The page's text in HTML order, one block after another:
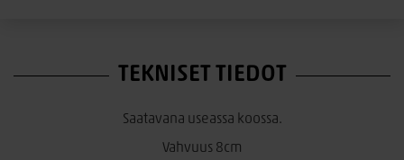
Memory on erinomainen valinta joustin- ja runkopatjan
hotellitasoista ergonomiaa ja yksilöllistä tukea
TEKNISET TIEDOT
Saatavana useassa koossa.
Vahvuus 8cm